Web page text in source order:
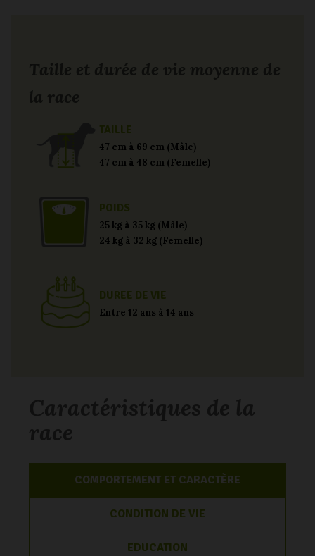
TAILLE
47 cm à 69 cm (Mâle)
47 cm à 48 cm (Femelle)
POIDS
25 kg à 35 kg (Mâle)
24 kg à 32 kg (Femelle)
DUREE DE VIE
Entre 12 ans à 14 ans
COMPORTEMENT ET CARACTÈRE
CONDITION DE VIE
EDUCATION